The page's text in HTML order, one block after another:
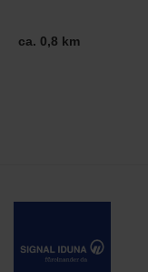
ca. 0,8 km